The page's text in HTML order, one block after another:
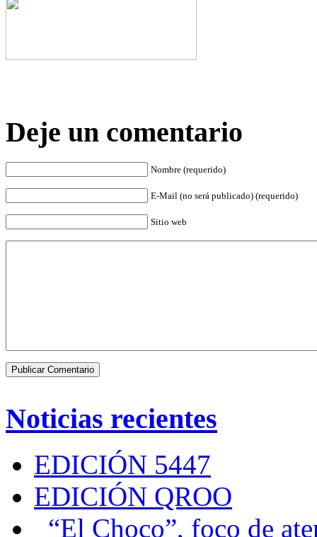
Deje un comentario
Nombre (requerido)
E-Mail (no será publicado) (requerido)
Sitio web
Noticias recientes
EDICIÓN 5447
EDICIÓN QROO
“El Choco”, foco de